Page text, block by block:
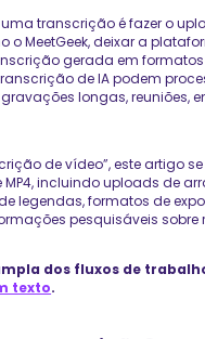
transcrição é fazer o
MeetGeek, deixar a
gerada em formatos
de IA podem
longas, reuniões,
de vídeo”, este artigo
incluindo uploads de
legendas, formatos de
pesquisáveis sobre
dos fluxos de
texto.